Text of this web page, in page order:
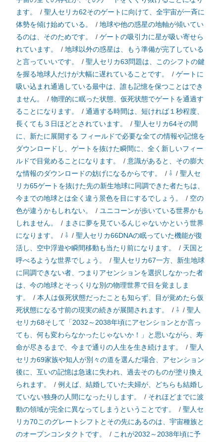
ます。
/ 聖人セリカ62そのゲートに向けて、全宇宙が一斉に
体勢を傾け始めている。
/ 地球や他の惑星の地軸が傾いてい
るのは、そのためです。
/ ゲートの吸引力に星が吸い寄せら
れています。
/ 地球以外の惑星は、もう準備が完了している
と言っていいです。
/ 聖人セリカ63問題は、このシフトの鍵
を握る地球人だけが大幅に遅れていることです。
/ ゲートに
吸い込まれ通過している最中は、誰も記憶を保つことはでき
ません。
/ 物理的に眠った状態、仮死状態でゲートを通過す
ることになります。
/ 通過する時間は、短ければ１秒程度、
長くても３日ほどとされています。
/ 聖人セリカ64その間
に、新たに展開する フィールドで必要な全ての情報や記憶を
ダウンロードし、ゲートを抜けた瞬間に、全く新しいフィー
ルドで目覚めることになります。
/ 意識があると、その膨大
な情報のダウンロードの妨げになるからです。
/ ⇩ / 聖人セ
リカ65ゲートを抜けた先の新生地球に同調できた者たちは、
今までの地球とは全く違う景色を目にするでしょう。
/ 空の
色が違うかもしれない。
/ ユニコーンが歩いている世界かも
しれません。
/ まさに夢を見ているんじゃないかという世界
になります。
/ ⇩ / 聖人セリカ66DNAの眠っていた機能が復
活し、空中浮遊や瞬間移動も当たり前になります。
/ 天国と
呼べるような世界でしょう。
/ 聖人セリカ67一方、新生地球
に同調できない者、つまりアセンションを選択しなかった者
は、今の地球とそっくりな別の物理世界で目を覚ましま
す。
/ 本人は仮死状態だったことも知らず、目が覚めたら仮
死状態になる寸前の現実の続きが展開されます。
/ ⇩ / 聖人
セリカ68そして「2032～2038年頃にアセンションとか言っ
ても、何も変わらなかったじゃないか！」と思いながら、寿
命が尽きるまで、今まで通りの人生を生き続けます。
/ 聖人
セリカ69家族や知人が別々の道を選んだ場合、アセンション
後に、互いの記憶は急速に失われ、過去そのものが塗り換え
られます。
/ 例えば、結婚していた夫婦が、どちらも結婚し
ていない独身の人間になったりします。
/ それほどまでに波
動の領域が完全に異なってしまうということです。
/ 聖人セ
リカ70このグレートシフトとその先にあるのは、宇宙種族と
のオープンコンタクトです。
/ これが2032～2038年頃に予